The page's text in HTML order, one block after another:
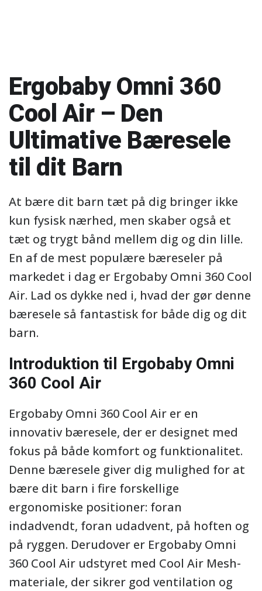
Ergobaby Omni 360
Cool Air – Den
Ultimative Bæresele
til dit Barn
At bære dit barn tæt på dig bringer ikke
kun fysisk nærhed, men skaber også et
tæt og trygt bånd mellem dig og din lille.
En af de mest populære bæreseler på
markedet i dag er Ergobaby Omni 360 Cool
Air. Lad os dykke ned i, hvad der gør denne
bæresele så fantastisk for både dig og dit
barn.
Introduktion til Ergobaby Omni
360 Cool Air
Ergobaby Omni 360 Cool Air er en
innovativ bæresele, der er designet med
fokus på både komfort og funktionalitet.
Denne bæresele giver dig mulighed for at
bære dit barn i fire forskellige
ergonomiske positioner: foran
indadvendt, foran udadvent, på hoften og
på ryggen. Derudover er Ergobaby Omni
360 Cool Air udstyret med Cool Air Mesh-
materiale, der sikrer god ventilation og